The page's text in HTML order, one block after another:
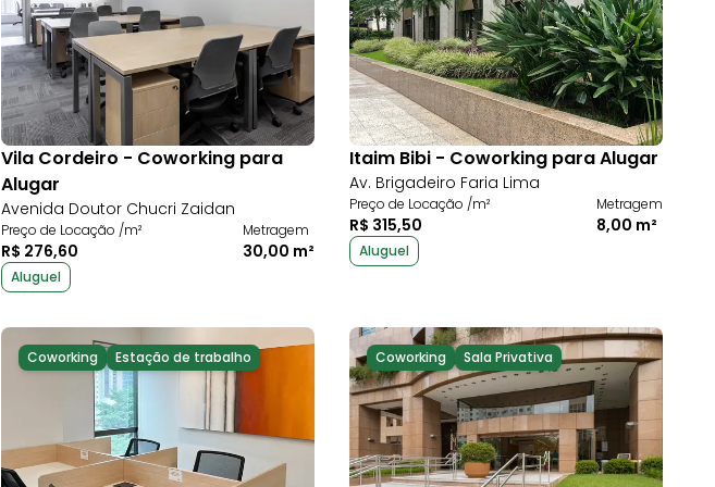
Vila Cordeiro - Coworking para
Alugar
Avenida Doutor Chucri Zaidan
Preço de Locação /m²
R$ 276,60
Metragem
30,00 m²
Aluguel
Itaim Bibi - Coworking para Alugar
Av. Brigadeiro Faria Lima
Preço de Locação /m²
R$ 315,50
Metragem
8,00 m²
Aluguel
Coworking Estação de trabalho Coworking Sala Privativa